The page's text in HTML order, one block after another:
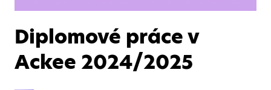
Diplomové práce v
Ackee 2024/2025